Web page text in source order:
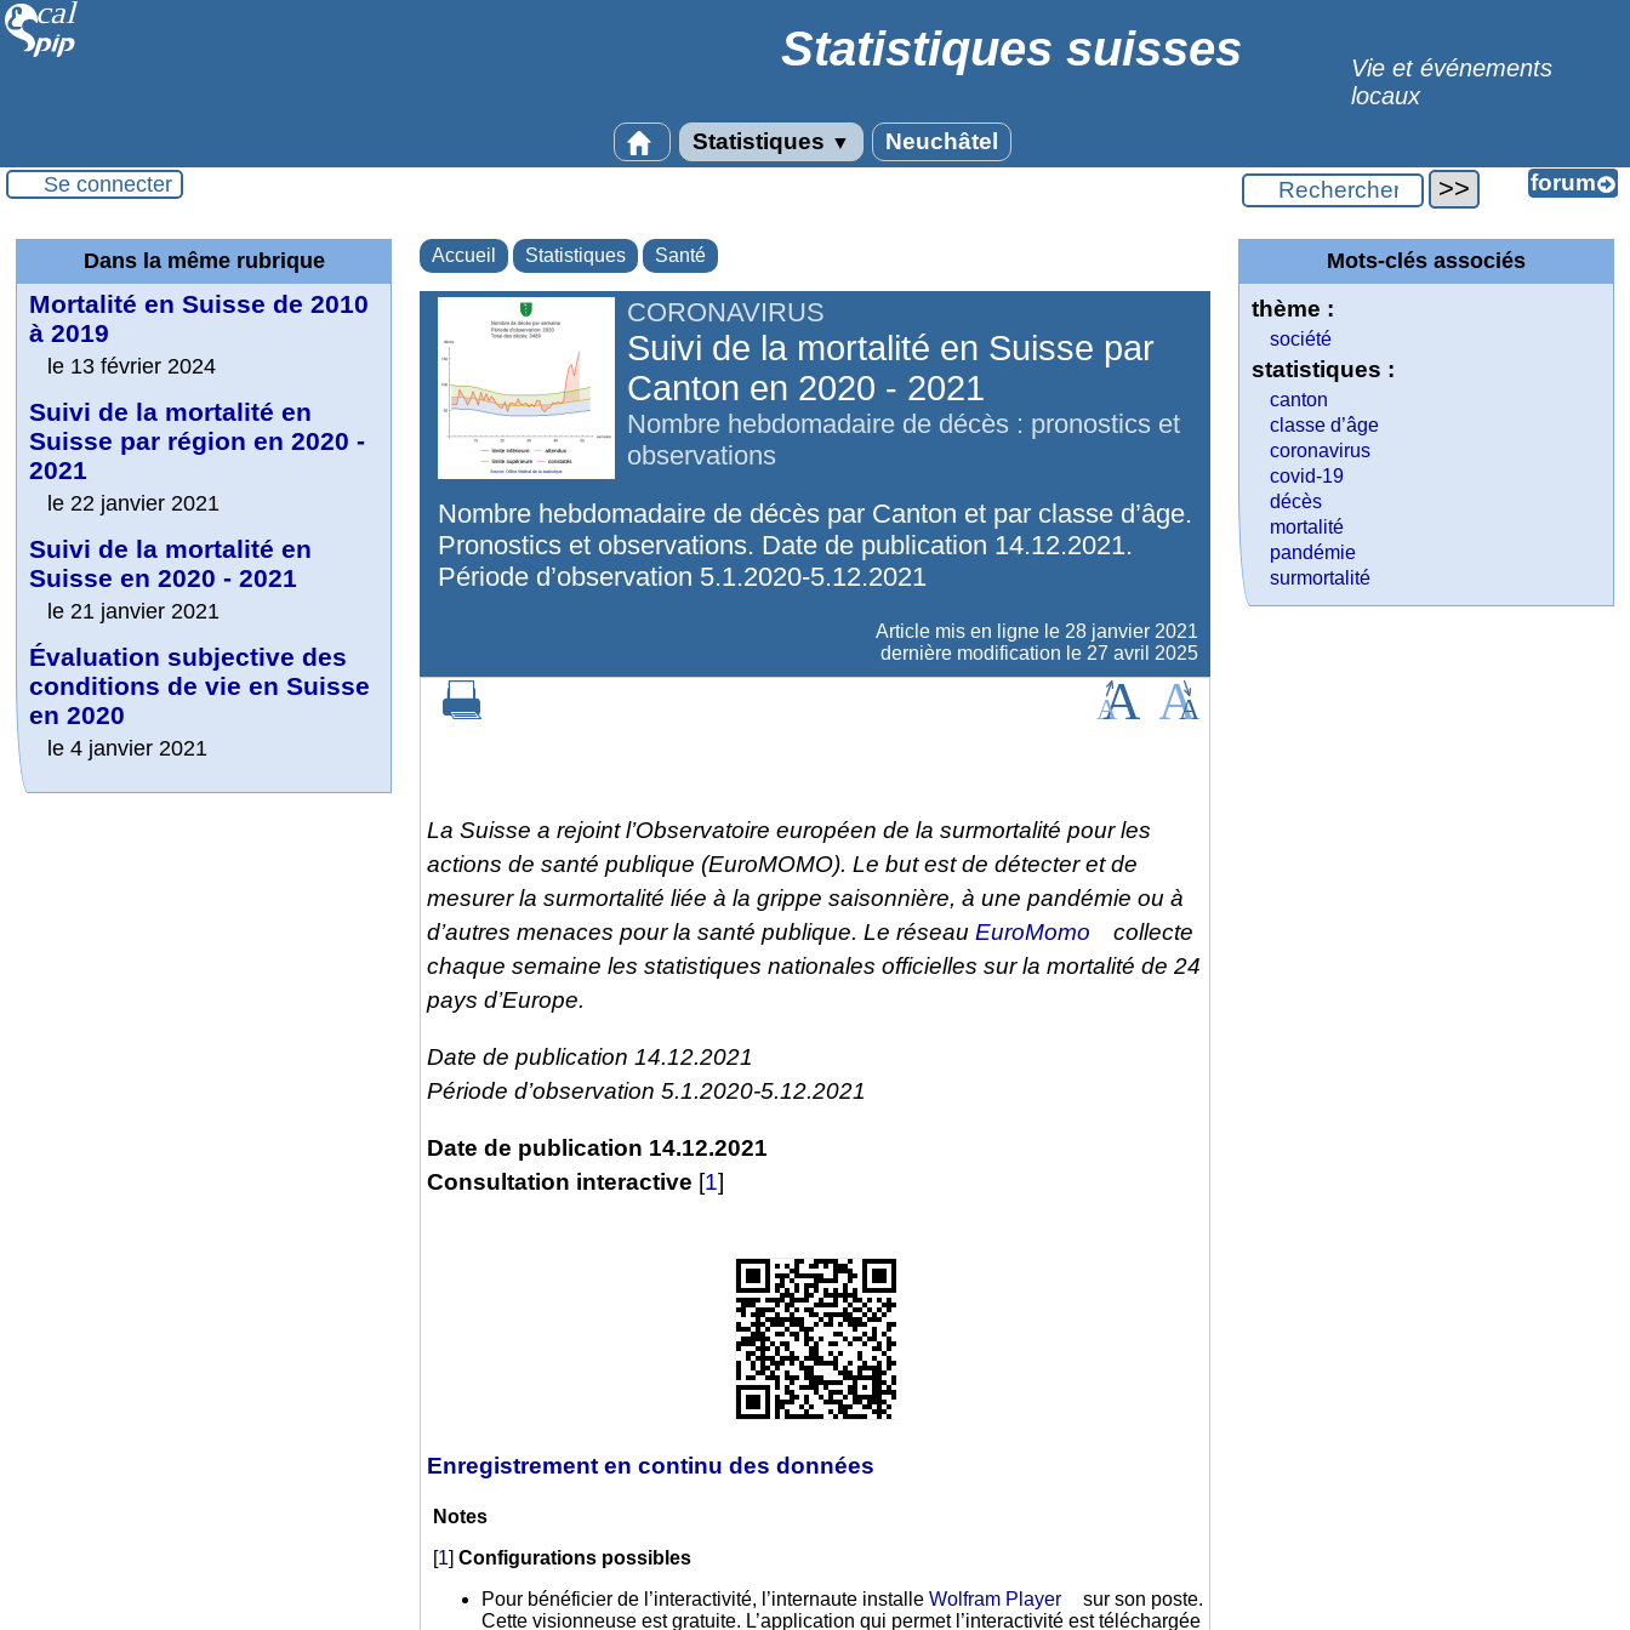
Statistiques suisses
Vie et événements
locaux
Statistiques ▼ Neuchâtel
Se connecter
Accueil Statistiques Santé
CORONAVIRUS
Suivi de la mortalité en Suisse par
Canton en 2020 - 2021
Nombre hebdomadaire de décès : pronostics et
observations
Nombre hebdomadaire de décès par Canton et par classe d’âge.
Pronostics et observations. Date de publication 14.12.2021.
Période d’observation 5.1.2020-5.12.2021
Article mis en ligne le 28 janvier 2021
dernière modification le 27 avril 2025
La Suisse a rejoint l’Observatoire européen de la surmortalité pour les
actions de santé publique (EuroMOMO). Le but est de détecter et de
mesurer la surmortalité liée à la grippe saisonnière, à une pandémie ou à
d’autres menaces pour la santé publique. Le réseau EuroMomo
collecte
chaque semaine les statistiques nationales officielles sur la mortalité de 24
pays d’Europe.
Date de publication 14.12.2021
Période d’observation 5.1.2020-5.12.2021
Date de publication 14.12.2021
Consultation interactive [1]
Enregistrement en continu des données
Notes
[1] Configurations possibles
Pour bénéficier de l’interactivité, l’internaute installe Wolfram Player
sur son poste.
Cette visionneuse est gratuite. L’application qui permet l’interactivité est téléchargée
Dans la même rubrique
Mortalité en Suisse de 2010
à 2019
le 13 février 2024
Suivi de la mortalité en
Suisse par région en 2020 -
2021
le 22 janvier 2021
Suivi de la mortalité en
Suisse en 2020 - 2021
le 21 janvier 2021
Évaluation subjective des
conditions de vie en Suisse
en 2020
le 4 janvier 2021
Mots-clés associés
thème :
société
statistiques :
canton
classe d’âge
coronavirus
covid-19
décès
mortalité
pandémie
surmortalité